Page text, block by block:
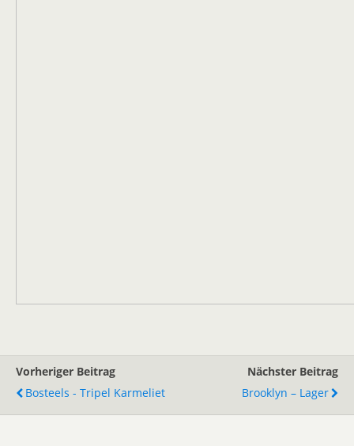
Vorheriger Beitrag
Bosteels - Tripel Karmeliet
Nächster Beitrag
Brooklyn – Lager